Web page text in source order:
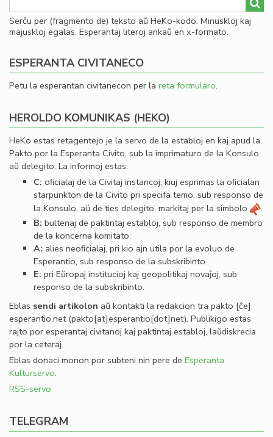
Serĉu per (fragmento de) teksto aŭ HeKo-kodo. Minuskloj kaj
majuskloj egalas. Esperantaj literoj ankaŭ en x-formato.
ESPERANTA CIVITANECO
Petu la esperantan civitanecon per la reta formularo.
HEROLDO KOMUNIKAS (HEKO)
HeKo estas retagentejo je la servo de la establoj en kaj apud la
Pakto por la Esperanta Civito, sub la imprimaturo de la Konsulo
aŭ delegito. La informoj estas:
C: oﬁcialaj de la Civitaj instancoj, kiuj esprimas la oﬁcialan
starpunkton de la Civito pri specifa temo, sub responso de
la Konsulo, aŭ de ties delegito, markitaj per la simbolo
.
B: bultenaj de paktintaj establoj, sub responso de membro
de la koncerna komitato.
A: alies neoﬁcialaj, pri kio ajn utila por la evoluo de
Esperantio, sub responso de la subskribinto.
E: pri Eŭropaj institucioj kaj geopolitikaj novaĵoj, sub
responso de la subskribinto.
Eblas sendi artikolon aŭ kontakti la redakcion tra pakto [ĉe]
esperantio.net(pakto[at]esperantio[dot]net). Publikigo estas
rajto por esperantaj civitanoj kaj paktintaj establoj, laŭdiskrecia
por la ceteraj.
Eblas donaci monon por subteni nin pere de Esperanta
Kulturservo.
RSS-servo
TELEGRAM